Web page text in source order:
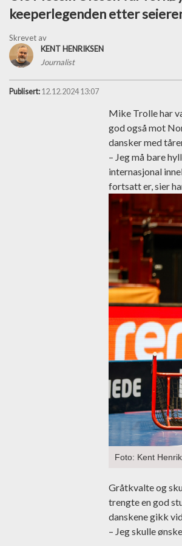
keeperlegenden etter
Skrevet av
KENT HENRIKSEN
Journalist
Publisert: 12.12.2024 13:07
Mike Trolle har
god også mot
dansker med
– Jeg må bare
internasjonal
fortsatt er, sier
Foto: Kent
Gråtkvalte og
trengte en god
danskene gikk
– Jeg skulle